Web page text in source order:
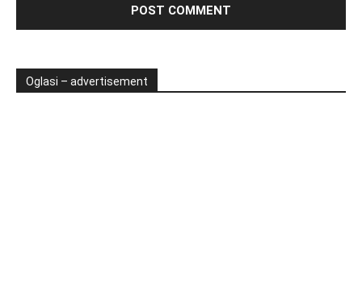
Oglasi – advertisement